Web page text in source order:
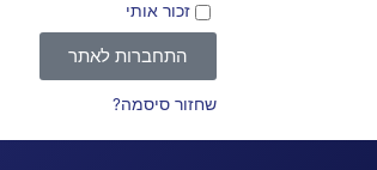
זכור אותי
התחברות לאתר
שחזור סיסמה?